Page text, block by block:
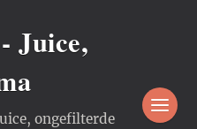
Juice,
ongefilterde